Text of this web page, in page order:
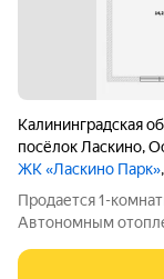
Калининградская
посёлок Ласкино,
ЖК «Ласкино Парк»
Продается 1-
Автономным
есть одна